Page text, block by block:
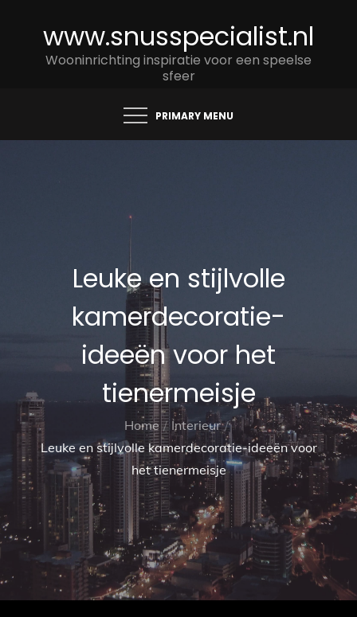
www.snusspecialist.nl
Wooninrichting inspiratie voor een speelse
sfeer
PRIMARY MENU
Leuke en stijlvolle
kamerdecoratie-
ideeën voor het
tienermeisje
Home
Interieur
Leuke en stijlvolle kamerdecoratie-ideeën voor
het tienermeisje